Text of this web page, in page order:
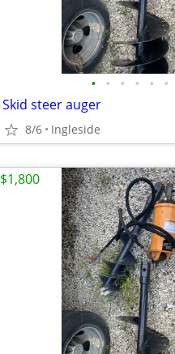
• • • • • •
Skid steer auger
8/6 Ingleside
$1,800